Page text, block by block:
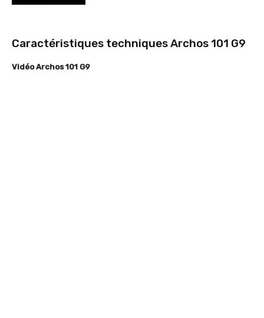
Caractéristiques techniques Archos 101 G9
Vidéo Archos 101 G9